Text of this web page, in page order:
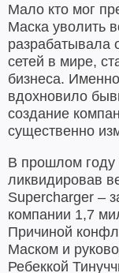
Мало кто мог
Маска уволить
разрабатывала
сетей в мире,
бизнеса.
вдохновило
создание
существенно
В прошлом году
ликвидировав
Supercharger –
компании 1,7
Причиной
Маском и
Ребеккой